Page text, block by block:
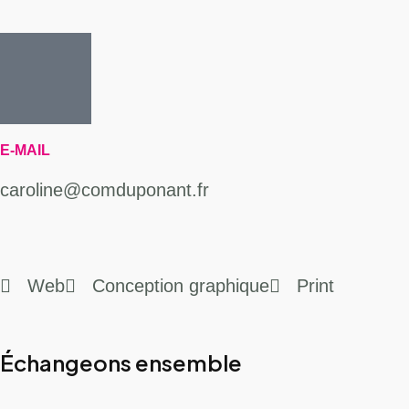
E-MAIL
caroline@comduponant.fr
Web Conception graphique Print
Échangeons ensemble